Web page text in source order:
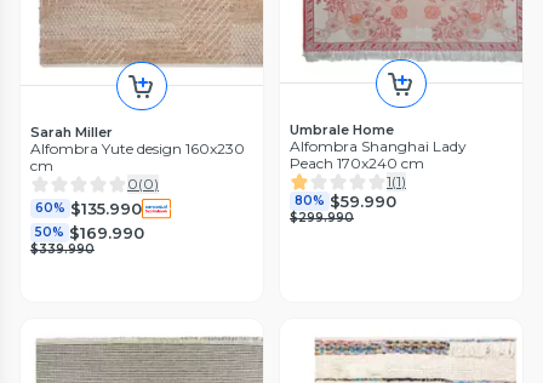
Sarah Miller
Alfombra Yute design 160x230
cm
0(0)
60% $135.990
50% $169.990
$339.990
Umbrale Home
Alfombra Shanghai Lady
Peach 170x240 cm
1(1)
80% $59.990
$299.990